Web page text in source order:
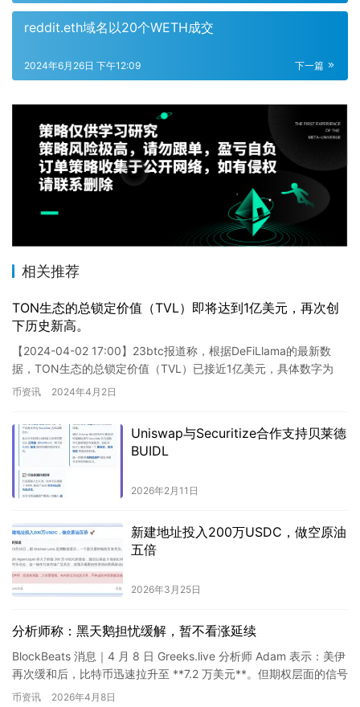
reddit.eth域名以20个WETH成交
下一篇
2024年6月26日 下午12:09
相关推荐
TON生态的总锁定价值（TVL）即将达到1亿美元，再次创
下历史新高。
【2024-04-02 17:00】23btc报道称，根据DeFiLlama的最新数
据，TON生态的总锁定价值（TVL）已接近1亿美元，具体数字为
9911万美元，创下历史新高。目前…
币资讯 2024年4月2日
Uniswap与Securitize合作支持贝莱德
BUIDL
2026年2月11日
新建地址投入200万USDC，做空原油
五倍
2026年3月25日
分析师称：黑天鹅担忧缓解，暂不看涨延续
BlockBeats 消息｜4 月 8 日 Greeks.live 分析师 Adam 表示：美伊
再次缓和后，比特币迅速拉升至 **7.2 万美元**。但期权层面的信号
仍偏谨慎—— …
币资讯 2026年4月8日